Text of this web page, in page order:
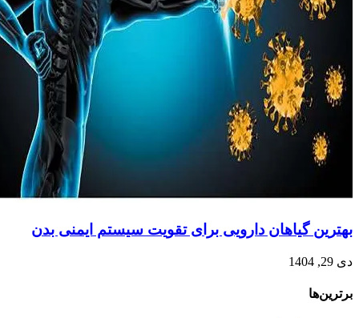
بهترین گیاهان دارویی برای تقویت سیستم ایمنی بدن
دی 29, 1404
برترین‌ها